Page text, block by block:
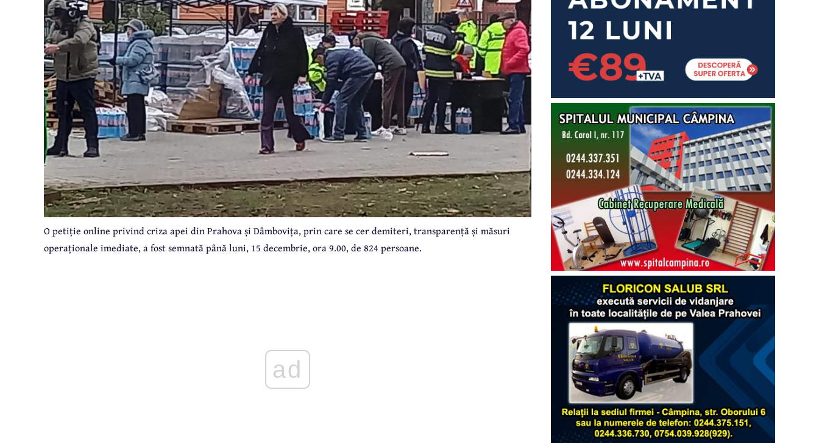
O petiție online privind criza apei din Prahova și Dâmbovița, prin care se cer demiteri, transparență și măsuri
operaționale imediate, a fost semnată până luni, 15 decembrie, ora 9.00, de 824 persoane.
ad